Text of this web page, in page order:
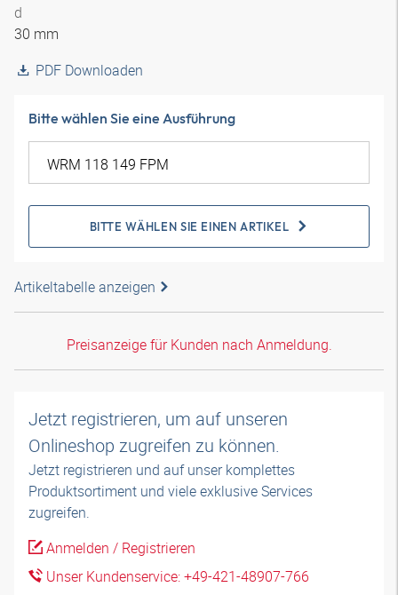
d
30 mm
PDF Downloaden
Bitte wählen Sie eine Ausführung
BITTE WÄHLEN SIE EINEN ARTIKEL
Artikeltabelle anzeigen
Preisanzeige für Kunden nach Anmeldung.
Jetzt registrieren, um auf unseren
Onlineshop zugreifen zu können.
Jetzt registrieren und auf unser komplettes
Produktsortiment und viele exklusive Services
zugreifen.
Anmelden / Registrieren
Unser Kundenservice: +49-421-48907-766